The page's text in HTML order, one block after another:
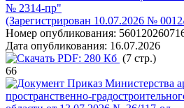
№ 2314-пр"
(Зарегистрирован 10.07.2026 №
Номер опубликования:
Дата опубликования: 16.07.2026
PDF: 280 Кб (7 стр.)
66
Приказ Министерства
пространственно-